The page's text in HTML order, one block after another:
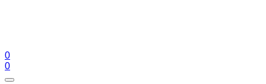
0
0